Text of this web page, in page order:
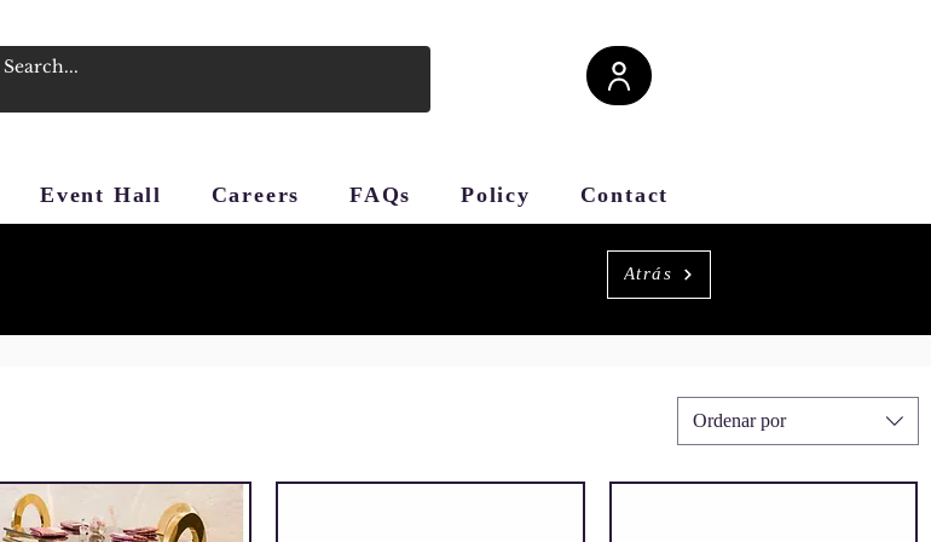
Event Hall Careers FAQs Policy Contact
Atrás
Ordenar por